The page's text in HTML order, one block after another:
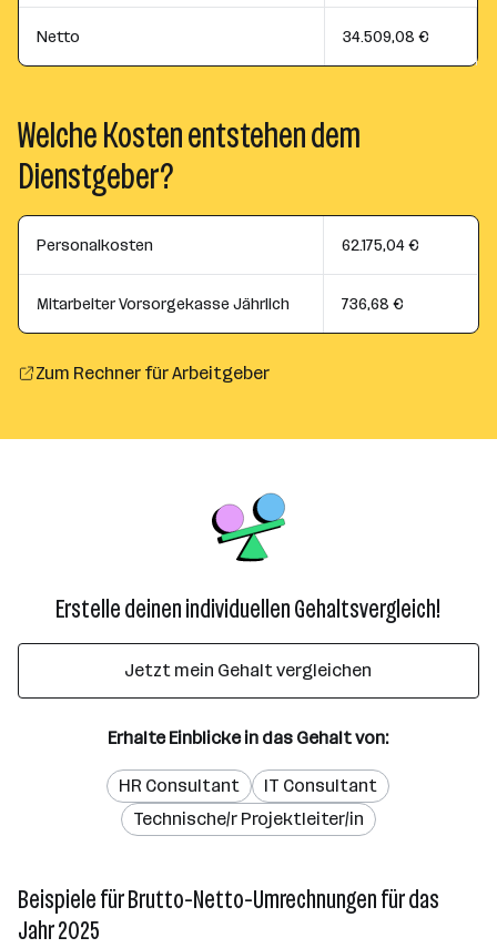
Netto 34.509,08 €
Welche Kosten entstehen dem
Dienstgeber?
Personalkosten 62.175,04 €
Mitarbeiter Vorsorgekasse Jährlich 736,68 €
Zum Rechner für Arbeitgeber
Erstelle deinen individuellen Gehaltsvergleich!
Jetzt mein Gehalt vergleichen
Erhalte Einblicke in das Gehalt von:
HR Consultant
IT Consultant
Technische/r Projektleiter/in
Beispiele für Brutto-Netto-Umrechnungen für das
Jahr 2025